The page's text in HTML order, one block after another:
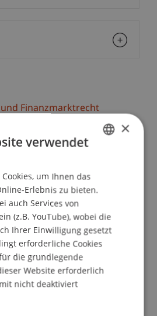
Finanzmarktrecht
- zugleich Modul 2
of Laws (LL.M.) im Bank-
- werden den
Grundlagen des
vermittelt - aus
aufsichtsrechtlicher
von den Zulassungs- und
werden die zentralen
auf Behörden- sowie die
als auch die allgemeinen
auf Bankenseite erläutert.
×
verwendet
um Ihnen das
Erlebnis zu bieten.
auch Services von
(z.B. YouTube), wobei die
Ihrer Einwilligung gesetzt
erforderliche Cookies
die grundlegende
Website erforderlich
nicht deaktiviert